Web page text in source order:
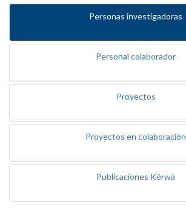
Personas investigadoras
Personal colaborador
Proyectos
Proyectos en colaboración
Publicaciones Kérwá